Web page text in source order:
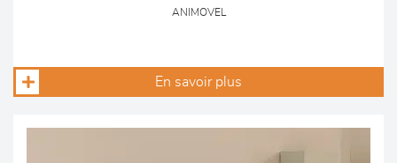
ANIMOVEL
En savoir plus